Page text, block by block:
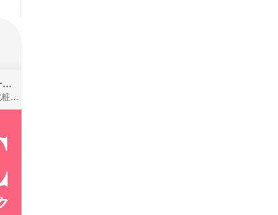
SBCメディカルグループ株式会社
理容・美容・エステ、化粧品・理美容用品小売、医療・病院